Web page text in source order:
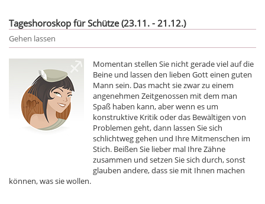
Tageshoroskop für Schütze (23.11. - 21.12.)
Gehen lassen
Momentan stellen Sie nicht gerade viel auf die
Beine und lassen den lieben Gott einen guten
Mann sein. Das macht sie zwar zu einem
angenehmen Zeitgenossen mit dem man
Spaß haben kann, aber wenn es um
konstruktive Kritik oder das Bewältigen von
Problemen geht, dann lassen Sie sich
schlichtweg gehen und Ihre Mitmenschen im
Stich. Beißen Sie lieber mal Ihre Zähne
zusammen und setzen Sie sich durch, sonst
glauben andere, dass sie mit Ihnen machen
können, was sie wollen.